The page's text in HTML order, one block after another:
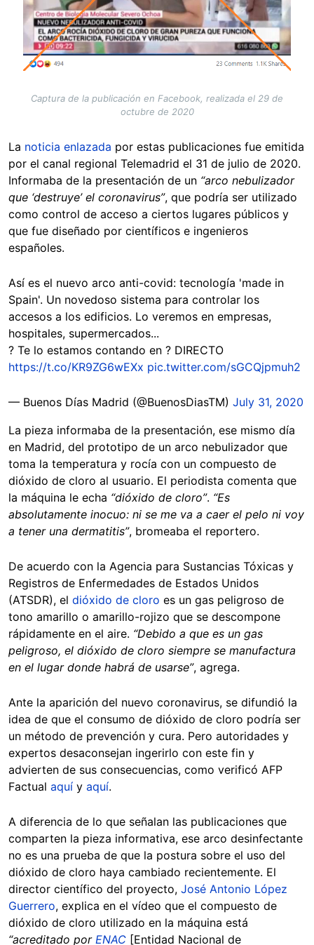
Captura de la publicación en Facebook, realizada el 29 de
octubre de 2020
La noticia enlazada por estas publicaciones fue emitida
por el canal regional Telemadrid el 31 de julio de 2020.
Informaba de la presentación de un “arco nebulizador
que ‘destruye’ el coronavirus”, que podría ser utilizado
como control de acceso a ciertos lugares públicos y
que fue diseñado por científicos e ingenieros
españoles.
Así es el nuevo arco anti-covid: tecnología 'made in
Spain'. Un novedoso sistema para controlar los
accesos a los edificios. Lo veremos en empresas,
hospitales, supermercados...
? Te lo estamos contando en ? DIRECTO
https://t.co/KR9ZG6wEXx pic.twitter.com/sGCQjpmuh2
— Buenos Días Madrid (@BuenosDiasTM) July 31, 2020
La pieza informaba de la presentación, ese mismo día
en Madrid, del prototipo de un arco nebulizador que
toma la temperatura y rocía con un compuesto de
dióxido de cloro al usuario. El periodista comenta que
la máquina le echa “dióxido de cloro”. “Es
absolutamente inocuo: ni se me va a caer el pelo ni voy
a tener una dermatitis”, bromeaba el reportero.
De acuerdo con la Agencia para Sustancias Tóxicas y
Registros de Enfermedades de Estados Unidos
(ATSDR), el dióxido de cloro es un gas peligroso de
tono amarillo o amarillo-rojizo que se descompone
rápidamente en el aire. “Debido a que es un gas
peligroso, el dióxido de cloro siempre se manufactura
en el lugar donde habrá de usarse”, agrega.
Ante la aparición del nuevo coronavirus, se difundió la
idea de que el consumo de dióxido de cloro podría ser
un método de prevención y cura. Pero autoridades y
expertos desaconsejan ingerirlo con este fin y
advierten de sus consecuencias, como verificó AFP
Factual aquí y aquí.
A diferencia de lo que señalan las publicaciones que
comparten la pieza informativa, ese arco desinfectante
no es una prueba de que la postura sobre el uso del
dióxido de cloro haya cambiado recientemente. El
director científico del proyecto, José Antonio López
Guerrero, explica en el vídeo que el compuesto de
dióxido de cloro utilizado en la máquina está
“acreditado por ENAC [Entidad Nacional de